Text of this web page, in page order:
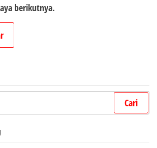
berikutnya.